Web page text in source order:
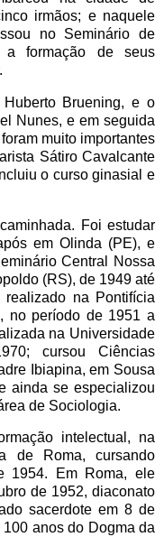
irmãos; e naquele
no Seminário de
a formação de seus
Bruening, e o
Nunes, e em seguida
muito importantes
Sátiro Cavalcante
o curso ginasial e
Foi estudar
em Olinda (PE), e
Central Nossa
(RS), de 1949 até
realizado na Pontifícia
no período de 1951 a
na Universidade
cursou Ciências
Ibiapina, em Sousa
ainda se especializou
de Sociologia.
intelectual, na
de Roma, cursando
1954. Em Roma, ele
de 1952, diaconato
sacerdote em 8 de
anos do Dogma da